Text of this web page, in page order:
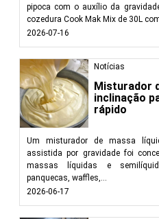
pipoca com o auxílio da
cozedura Cook Mak Mix de 30L
2026-07-16
Notícias
Misturador
inclinação
rápido
Um misturador de massa
assistida por gravidade foi
massas líquidas e
panquecas, waffles,...
2026-06-17